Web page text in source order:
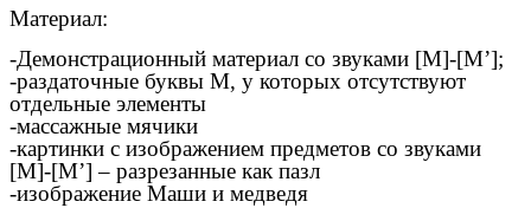
Материал:
-Демонстрационный материал со звуками [М]-[М’];
-раздаточные буквы М, у которых отсутствуют
отдельные элементы
-массажные мячики
-картинки с изображением предметов со звуками
[М]-[М’] – разрезанные как пазл
-изображение Маши и медведя